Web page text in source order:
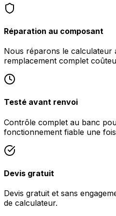
Réparation au composant
Nous réparons le calculateur
remplacement complet
Testé avant renvoi
Contrôle complet au banc
fonctionnement fiable une
Devis gratuit
Devis gratuit et sans
de calculateur.